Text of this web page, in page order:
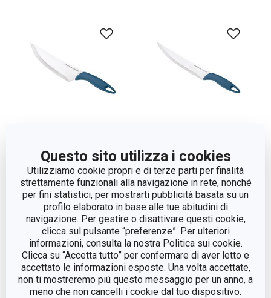
Questo sito utilizza i cookies
Utilizziamo cookie propri e di terze parti per finalità
strettamente funzionali alla navigazione in rete, nonché
per fini statistici, per mostrarti pubblicità basata su un
profilo elaborato in base alle tue abitudini di
navigazione. Per gestire o disattivare questi cookie,
clicca sul pulsante “preferenze”. Per ulteriori
informazioni, consulta la nostra Politica sui cookie.
Clicca su “Accetta tutto” per confermare di aver letto e
accettato le informazioni esposte. Una volta accettate,
non ti mostreremo più questo messaggio per un anno, a
meno che non cancelli i cookie dal tuo dispositivo.
Coltello cuoco PRESTO,
20 cm
Visualizza
Coltello arrosto PRESTO,
20 cm
Visualizza